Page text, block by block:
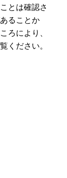
とは確認さ
ることか
ろにより、
ください。